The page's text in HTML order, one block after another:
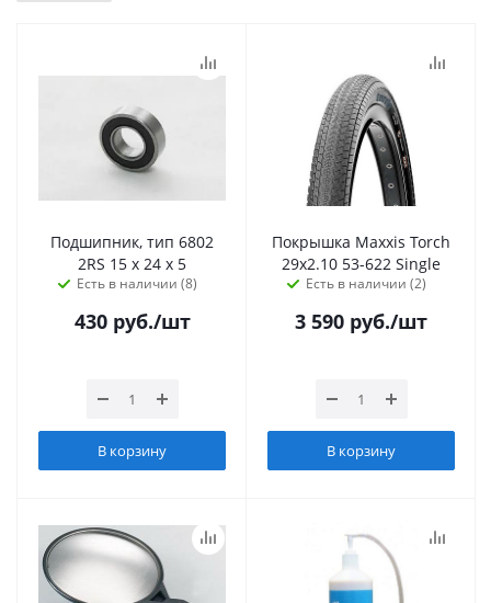
Подшипник, тип 6802
2RS 15 х 24 х 5
Есть в наличии (8)
430руб./шт
В корзину
Покрышка Maxxis Torch
29x2.10 53-622 Single
Есть в наличии (2)
3 590 руб./шт
В корзину